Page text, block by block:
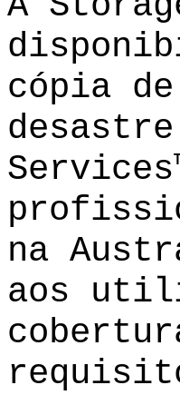
cópia
na
aos